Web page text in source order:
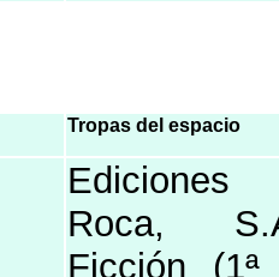
Tropas del espacio
Roca,
Ficción